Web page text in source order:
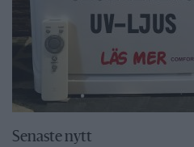
Senaste nytt